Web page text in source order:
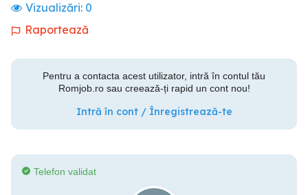
Vizualizări: 0
Raportează
Pentru a contacta acest utilizator, intră în contul tău
Romjob.ro sau creează-ți rapid un cont nou!
Intră în cont / Înregistrează-te
Telefon validat